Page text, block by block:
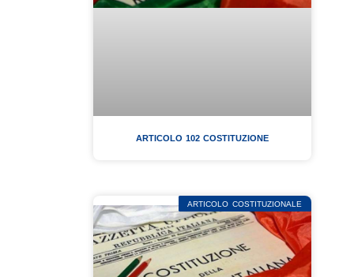
ARTICOLO 102 COSTITUZIONE
ARTICOLO COSTITUZIONALE